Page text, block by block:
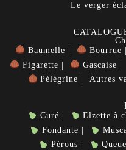
Le verger
Baumelle
Bourrue
Figarette
Gascaise
Pélégrine
Autres
Curé
Elzette à
Fondante
Pérous